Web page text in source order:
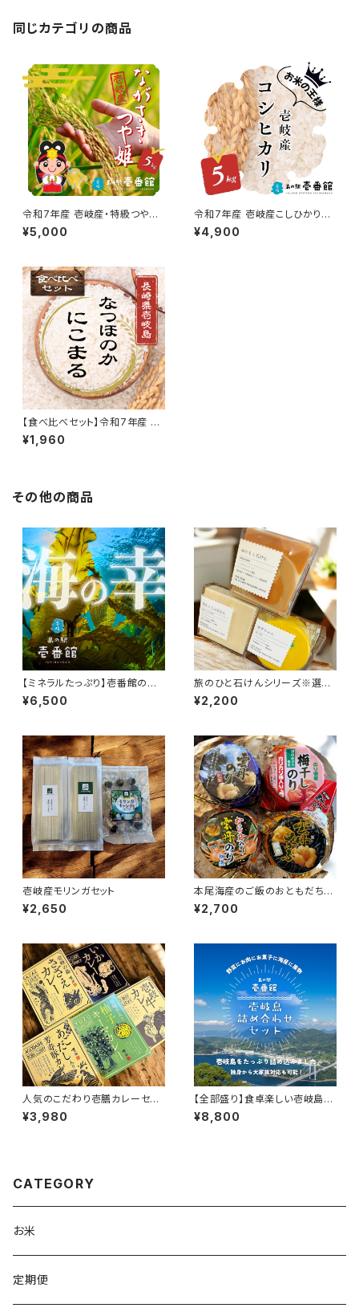
同じカテゴリの商品
令和7年産 壱岐産・特級つや姫
【重量選択可】
¥5,000
令和7年産 壱岐産こしひかり
【重量選択可】
¥4,900
【食べ比べセット】令和7年産 な
つほのか&にこまる！重量選択可
能！
¥1,960
その他の商品
【ミネラルたっぷり】壱番館の海
の幸セット
¥6,500
旅のひと石けんシリーズ※選択
あり
¥2,200
壱岐産モリンガセット
¥2,650
本尾海産のご飯のおともだち４
種類セット
¥2,700
人気のこだわり壱膳カレーセッ
ト
¥3,980
【全部盛り】食卓楽しい壱岐島詰
め合わせセット（野菜+お肉+海
産+お菓子）
¥8,800
CATEGORY
お米
定期便